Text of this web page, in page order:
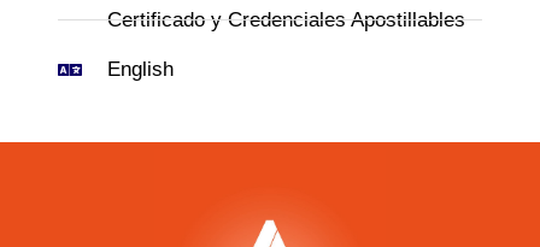
Certificado y Credenciales Apostillables
English